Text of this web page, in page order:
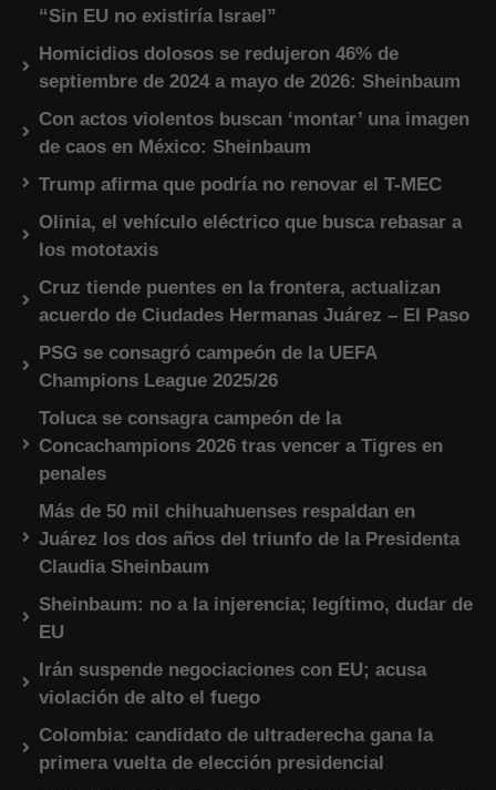
“Sin EU no existiría Israel”
Homicidios dolosos se redujeron 46% de
septiembre de 2024 a mayo de 2026: Sheinbaum
Con actos violentos buscan ‘montar’ una imagen
de caos en México: Sheinbaum
Trump afirma que podría no renovar el T-MEC
Olinia, el vehículo eléctrico que busca rebasar a
los mototaxis
Cruz tiende puentes en la frontera, actualizan
acuerdo de Ciudades Hermanas Juárez – El Paso
PSG se consagró campeón de la UEFA
Champions League 2025/26
Toluca se consagra campeón de la
Concachampions 2026 tras vencer a Tigres en
penales
Más de 50 mil chihuahuenses respaldan en
Juárez los dos años del triunfo de la Presidenta
Claudia Sheinbaum
Sheinbaum: no a la injerencia; legítimo, dudar de
EU
Irán suspende negociaciones con EU; acusa
violación de alto el fuego
Colombia: candidato de ultraderecha gana la
primera vuelta de elección presidencial